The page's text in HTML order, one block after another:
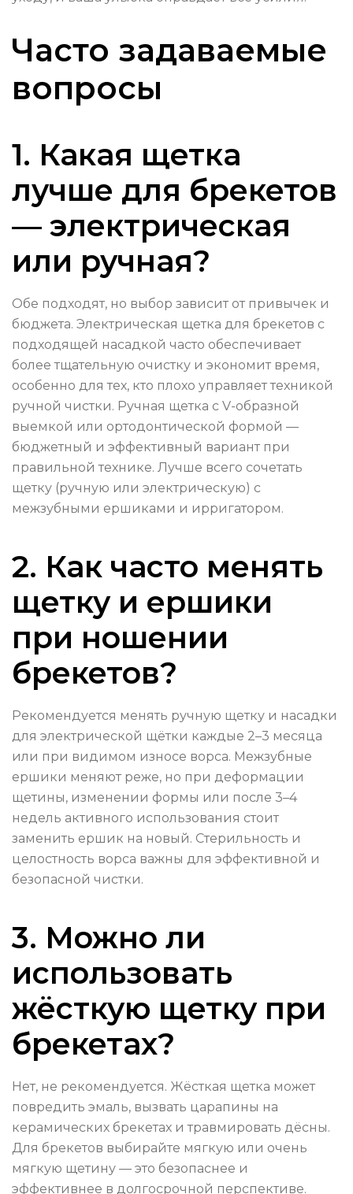
Часто задаваемые
вопросы
1. Какая щетка
лучше для брекетов
— электрическая
или ручная?
Обе подходят, но выбор зависит от привычек и
бюджета. Электрическая щетка для брекетов с
подходящей насадкой часто обеспечивает
более тщательную очистку и экономит время,
особенно для тех, кто плохо управляет техникой
ручной чистки. Ручная щетка с V-образной
выемкой или ортодонтической формой —
бюджетный и эффективный вариант при
правильной технике. Лучше всего сочетать
щетку (ручную или электрическую) с
межзубными ершиками и ирригатором.
2. Как часто менять
щетку и ершики
при ношении
брекетов?
Рекомендуется менять ручную щетку и насадки
для электрической щётки каждые 2–3 месяца
или при видимом износе ворса. Межзубные
ершики меняют реже, но при деформации
щетины, изменении формы или после 3–4
недель активного использования стоит
заменить ершик на новый. Стерильность и
целостность ворса важны для эффективной и
безопасной чистки.
3. Можно ли
использовать
жёсткую щетку при
брекетах?
Нет, не рекомендуется. Жёсткая щетка может
повредить эмаль, вызвать царапины на
керамических брекетах и травмировать дёсны.
Для брекетов выбирайте мягкую или очень
мягкую щетину — это безопаснее и
эффективнее в долгосрочной перспективе.